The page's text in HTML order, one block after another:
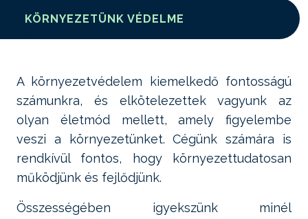
KÖRNYEZETÜNK VÉDELME
A környezetvédelem kiemelkedő fontosságú
számunkra, és elkötelezettek vagyunk az
olyan életmód mellett, amely figyelembe
veszi a környezetünket. Cégünk számára is
rendkívül fontos, hogy környezettudatosan
működjünk és fejlődjünk.
Összességében igyekszünk minél